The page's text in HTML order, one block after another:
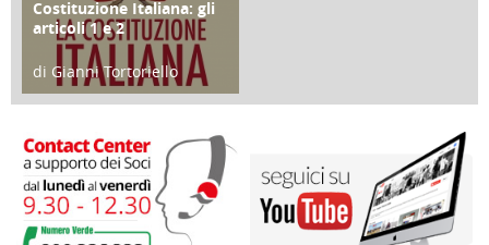
Costituzione Italiana: gli
articoli 1 e 2
di Gianni Tortoriello
17 Marzo 2018